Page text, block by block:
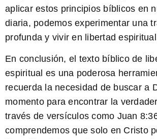
aplicar estos principios bíblicos en
diaria, podemos experimentar una
profunda y vivir en libertad
En conclusión, el texto bíblico de
espiritual es una poderosa
recuerda la necesidad de buscar a
momento para encontrar la
través de versículos como Juan
comprendemos que solo en Cristo